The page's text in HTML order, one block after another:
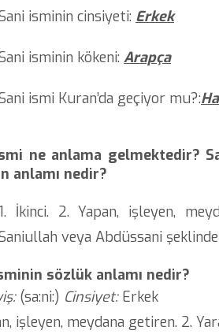
isminin cinsiyeti: Erkek
isminin kökeni: Arapça
ismi Kuran’da geçiyor mu?:
ne anlama gelmektedir?
anlamı nedir?
1. İkinci. 2. Yapan, işleyen,
veya Abdüssani
sözlük anlamı nedir?
(sa:ni:) Cinsiyet:Erkek
işleyen, meydana getiren. 2.